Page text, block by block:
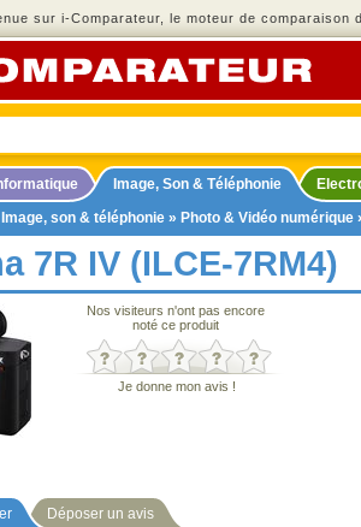
sur i-Comparateur, le moteur de comparaison
Image, Son & Téléphonie
Image, son & téléphonie » Photo & Vidéo numérique
7R IV (ILCE-7RM4)
Nos visiteurs n'ont pas encore
noté ce produit
Je donne mon avis !
Déposer un avis